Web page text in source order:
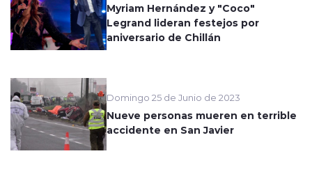
Myriam Hernández y "Coco"
Legrand lideran festejos por
aniversario de Chillán
Domingo 25 de Junio de 2023
Nueve personas mueren en terrible
accidente en San Javier